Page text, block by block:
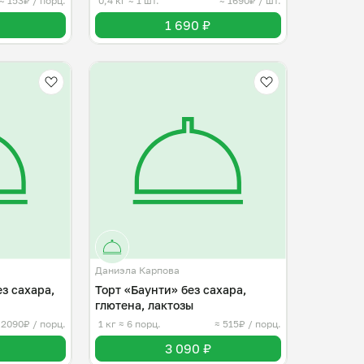
1 690 ₽
сахара,
/ порц.
Даниэла Карпова
Торт «Баунти» без сахара,
глютена, лактозы
1 кг ≈ 6 порц. ≈ 515₽ / порц.
3 090 ₽